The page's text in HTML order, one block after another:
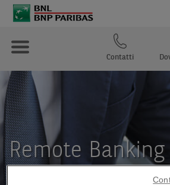
Contatti
Remote